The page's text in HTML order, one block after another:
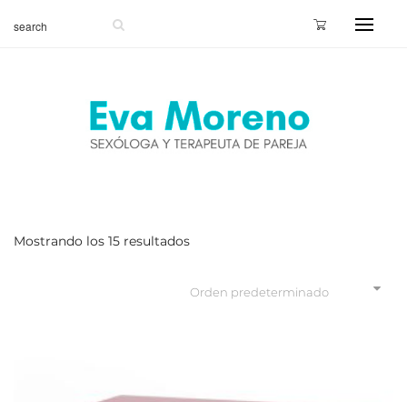
Mostrando los 15 resultados